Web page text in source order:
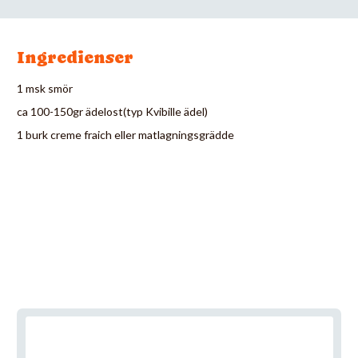
Ingredienser
1 msk smör
ca 100-150gr ädelost(typ Kvibille ädel)
1 burk creme fraich eller matlagningsgrädde